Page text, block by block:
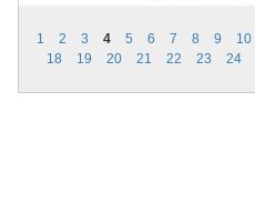
1 2 3 4 5 6 7 8 9 10
18
19 20 21 22 23 24